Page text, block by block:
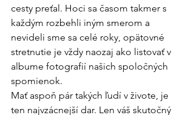
cesty preťal. Hoci sa časom takmer s
každým rozbehli iným smerom a
nevideli sme sa celé roky, opätovné
stretnutie je vždy naozaj ako listovať v
albume fotografií našich spoločných
spomienok.
Mať aspoň pár takých ľudí v živote, je
ten najvzácnejší dar. Len váš skutočný